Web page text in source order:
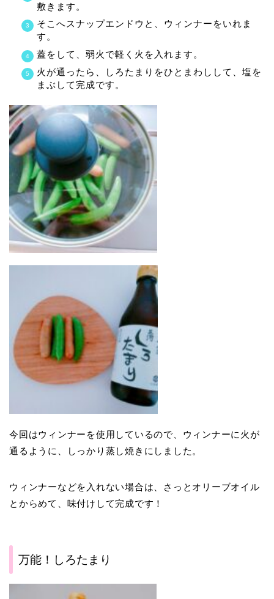
敷きます。
そこへスナップエンドウと、ウィンナーをいれま
す。
蓋をして、弱火で軽く火を入れます。
火が通ったら、しろたまりをひとまわしして、塩を
まぶして完成です。
今回はウィンナーを使用しているので、ウィンナーに火が
通るように、しっかり蒸し焼きにしました。
ウィンナーなどを入れない場合は、さっとオリーブオイル
とからめて、味付けして完成です！
万能！しろたまり